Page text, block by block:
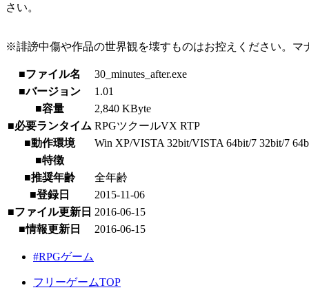
さい。
※誹謗中傷や作品の世界観を壊すものはお控えください。マ
■ファイル名
30_minutes_after.exe
■バージョン
1.01
■容量
2,840 KByte
■必要ランタイム RPGツクールVX RTP
■動作環境
Win XP/VISTA 32bit/VISTA 64bit/7 32bit/7
■特徴
■推奨年齢
全年齢
■登録日
2015-11-06
■ファイル更新日 2016-06-15
■情報更新日
2016-06-15
#RPGゲーム
フリーゲームTOP